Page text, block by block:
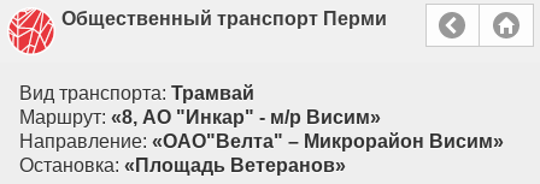
Общественный транспорт Перми
Вид транспорта: Трамвай
Маршрут: «8, АО "Инкар" - м/р Висим»
Направление: «ОАО"Велта" – Микрорайон Висим»
Остановка: «Площадь Ветеранов»